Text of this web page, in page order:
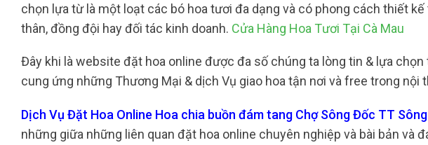
chọn lựa từ là một loạt các bó hoa tươi đa dạng và có phong cách thiết
thân, đồng đội hay đối tác kinh doanh. Cửa Hàng Hoa Tươi Tại Cà Mau
Đây khi là website đặt hoa online được đa số chúng ta lòng tin & lựa
cung ứng những Thương Mại & dịch Vụ giao hoa tận nơi và free trong nội
Dịch Vụ Đặt Hoa Online Hoa chia buồn đám tang Chợ Sông Đốc TT
những giữa những liên quan đặt hoa online chuyên nghiệp và bài bản và